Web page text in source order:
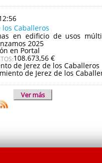
los Caballeros
en edificio de usos
2025
en Portal
108.673,56 €
de Jerez de los Caballeros
de Jerez de los
Ver más